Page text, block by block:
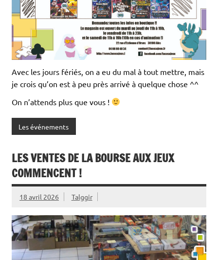
Avec les jours fériés, on a eu du mal à tout mettre, mais
je crois qu’on est à peu près arrivé à quelque chose ^^
On n’attends plus que vous !
Les événements
LES VENTES DE LA BOURSE AUX JEUX
COMMENCENT !
18 avril 2026 Talggir